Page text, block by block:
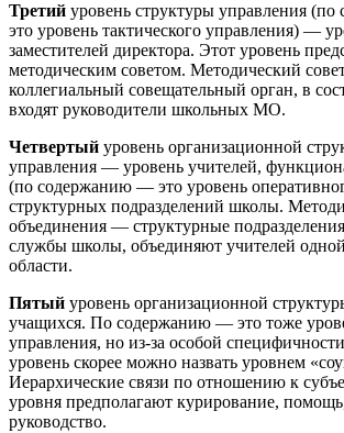
Третий уровень структуры управления
это уровень тактического управления) —
заместителей директора. Этот уровень
методическим советом. Методический
коллегиальный совещательный орган, в
входят руководители школьных МО.
Четвертый уровень организационной
управления — уровень учителей,
(по содержанию — это уровень
структурных подразделений школы.
объединения — структурные
службы школы, объединяют учителей одной
области.
Пятый уровень организационной
учащихся. По содержанию — это тоже
управления, но из-за особой
уровень скорее можно назвать уровнем
Иерархические связи по отношению к
уровня предполагают курирование,
руководство.